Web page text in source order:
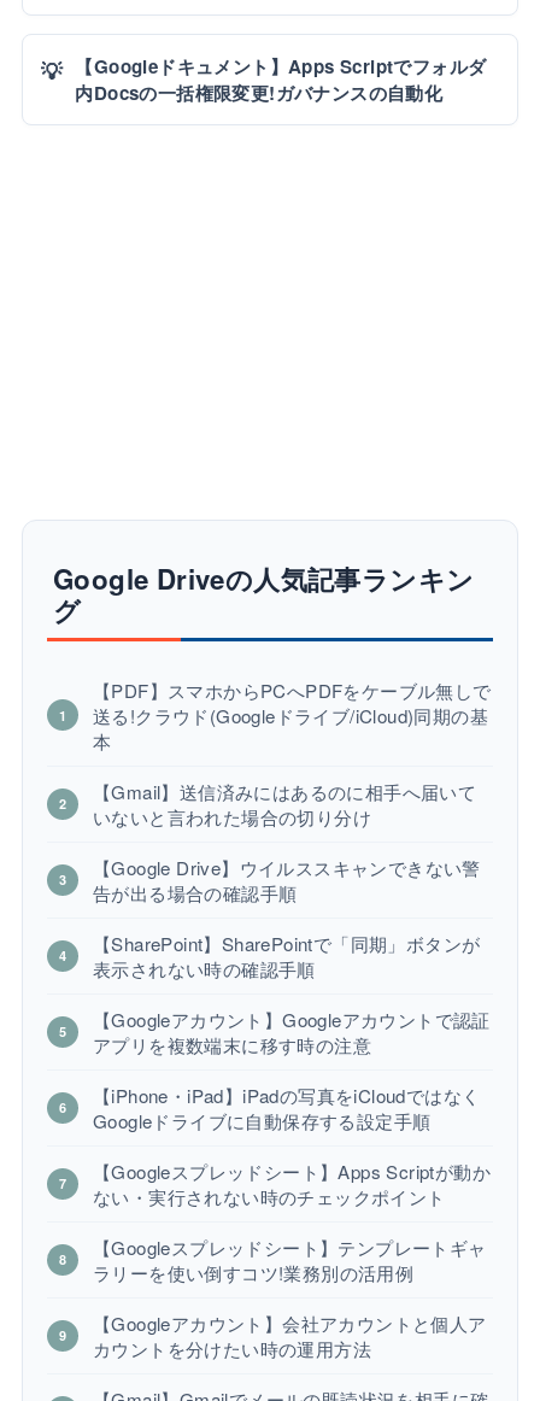
💡
【Googleドキュメント】Apps Scriptでフォルダ
内Docsの一括権限変更!ガバナンスの自動化
Google Driveの人気記事ランキン
グ
【PDF】スマホからPCへPDFをケーブル無しで
送る!クラウド(Googleドライブ/iCloud)同期の基
本
【Gmail】送信済みにはあるのに相手へ届いて
いないと言われた場合の切り分け
【Google Drive】ウイルススキャンできない警
告が出る場合の確認手順
【SharePoint】SharePointで「同期」ボタンが
表示されない時の確認手順
【Googleアカウント】Googleアカウントで認証
アプリを複数端末に移す時の注意
【iPhone・iPad】iPadの写真をiCloudではなく
Googleドライブに自動保存する設定手順
【Googleスプレッドシート】Apps Scriptが動か
ない・実行されない時のチェックポイント
【Googleスプレッドシート】テンプレートギャ
ラリーを使い倒すコツ!業務別の活用例
【Googleアカウント】会社アカウントと個人ア
カウントを分けたい時の運用方法